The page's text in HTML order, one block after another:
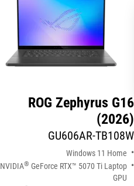
ROG Zephyrus G16
(2026)
GU606AR-TB108W
Windows 11 Home
NVIDIA® GeForce RTX™ 5070 Ti Laptop
GPU